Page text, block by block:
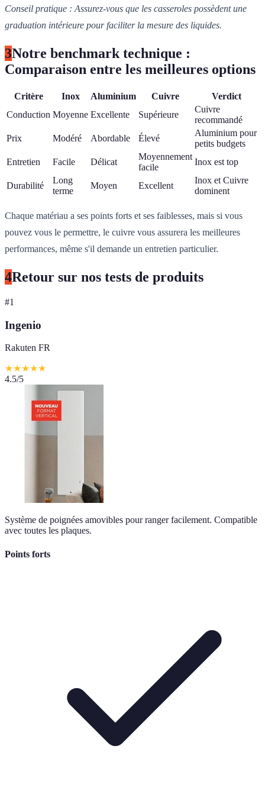
Conseil pratique : Assurez-vous que les casseroles possèdent une
graduation intérieure pour faciliter la mesure des liquides.
3Notre benchmark technique :
Comparaison entre les meilleures options
Critère Inox Aluminium Cuivre
Verdict
Conduction Moyenne Excellente Supérieure
Cuivre
recommandé
Prix
Modéré Abordable Élevé
Aluminium pour
petits budgets
Entretien
Facile Délicat
Moyennement
facile
Inox est top
Durabilité
Long
terme
Moyen Excellent
Inox et Cuivre
dominent
Chaque matériau a ses points forts et ses faiblesses, mais si vous
pouvez vous le permettre, le cuivre vous assurera les meilleures
performances, même s'il demande un entretien particulier.
4Retour sur nos tests de produits
#1
Ingenio
Rakuten FR
★★★★★
4.5/5
Système de poignées amovibles pour ranger facilement. Compatible
avec toutes les plaques.
Points forts